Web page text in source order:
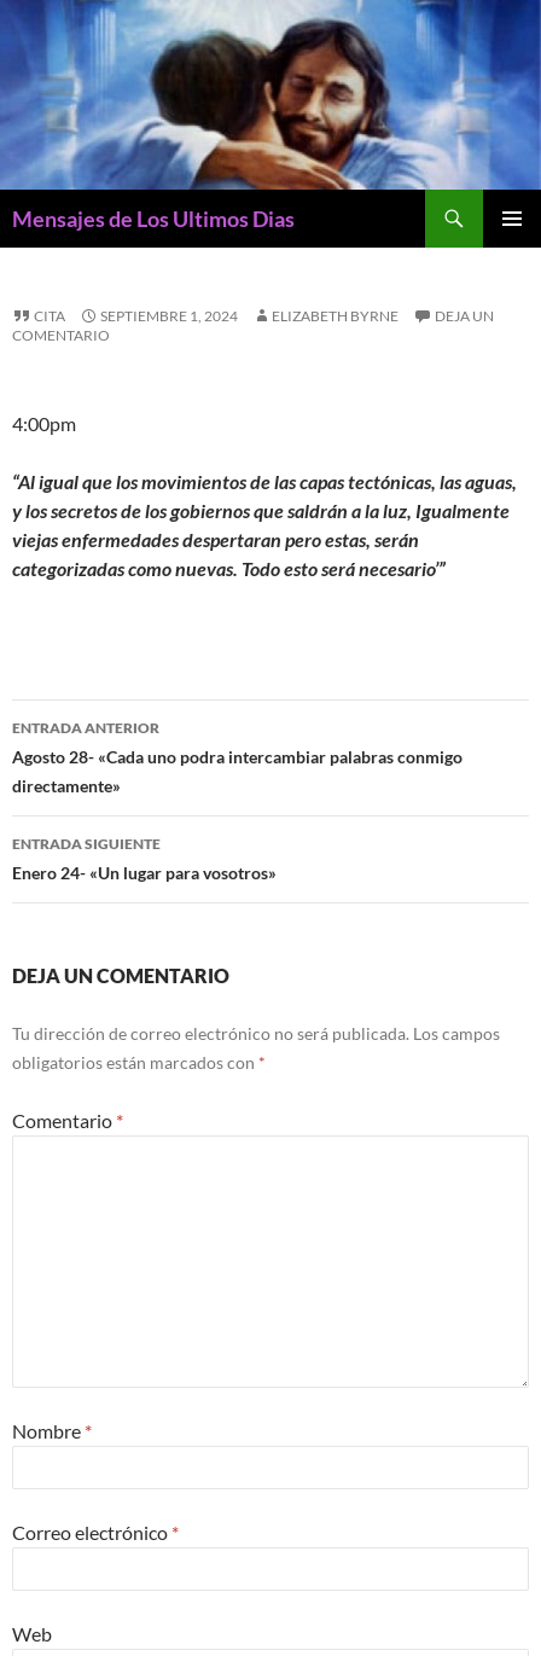
Mensajes de Los Ultimos Dias
CITA SEPTIEMBRE 1, 2024 ELIZABETH BYRNE
DEJA UN
COMENTARIO
4:00pm
“Al igual que los movimientos de las capas tectónicas, las aguas,
y los secretos de los gobiernos que saldrán a la luz, Igualmente
viejas enfermedades despertaran pero estas, serán
categorizadas como nuevas. Todo esto será necesario’”
Navegación
de
entradas
ENTRADA ANTERIOR
Agosto 28- «Cada uno podra intercambiar palabras conmigo
directamente»
ENTRADA SIGUIENTE
Enero 24- «Un lugar para vosotros»
DEJA UN COMENTARIO
Tu dirección de correo electrónico no será publicada. Los campos
obligatorios están marcados con *
Comentario *
Nombre *
Correo electrónico *
Web